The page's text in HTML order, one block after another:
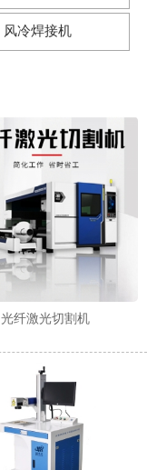
风冷焊接机
光纤激光切割机